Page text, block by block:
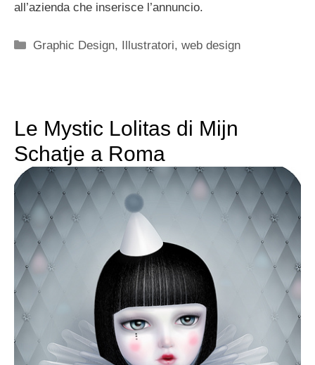
all’azienda che inserisce l’annuncio.
Categorie
Graphic Design, Illustratori,web design
Le Mystic Lolitas di Mijn
Schatje a Roma